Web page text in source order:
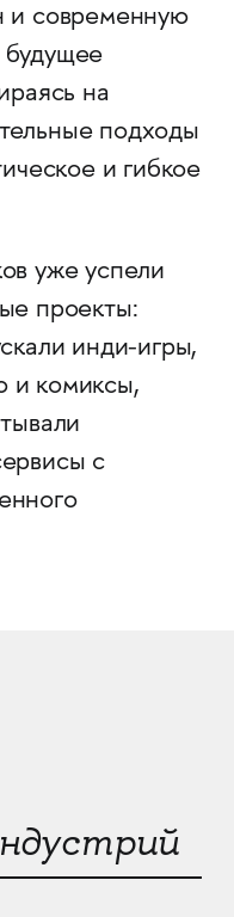
и современную
на
подходы
и гибкое
уже успели
проекты:
инди-игры,
и комиксы,
с